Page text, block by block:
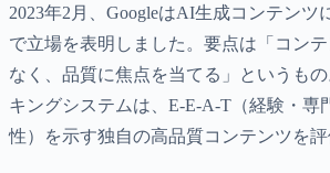
2023年2月、GoogleはAI生成コンテンツ
で立場を表明しました。要点は「コン
なく、品質に焦点を当てる」というも
キングシステムは、E-E-A-T（経験・専
性）を示す独自の高品質コンテンツを評